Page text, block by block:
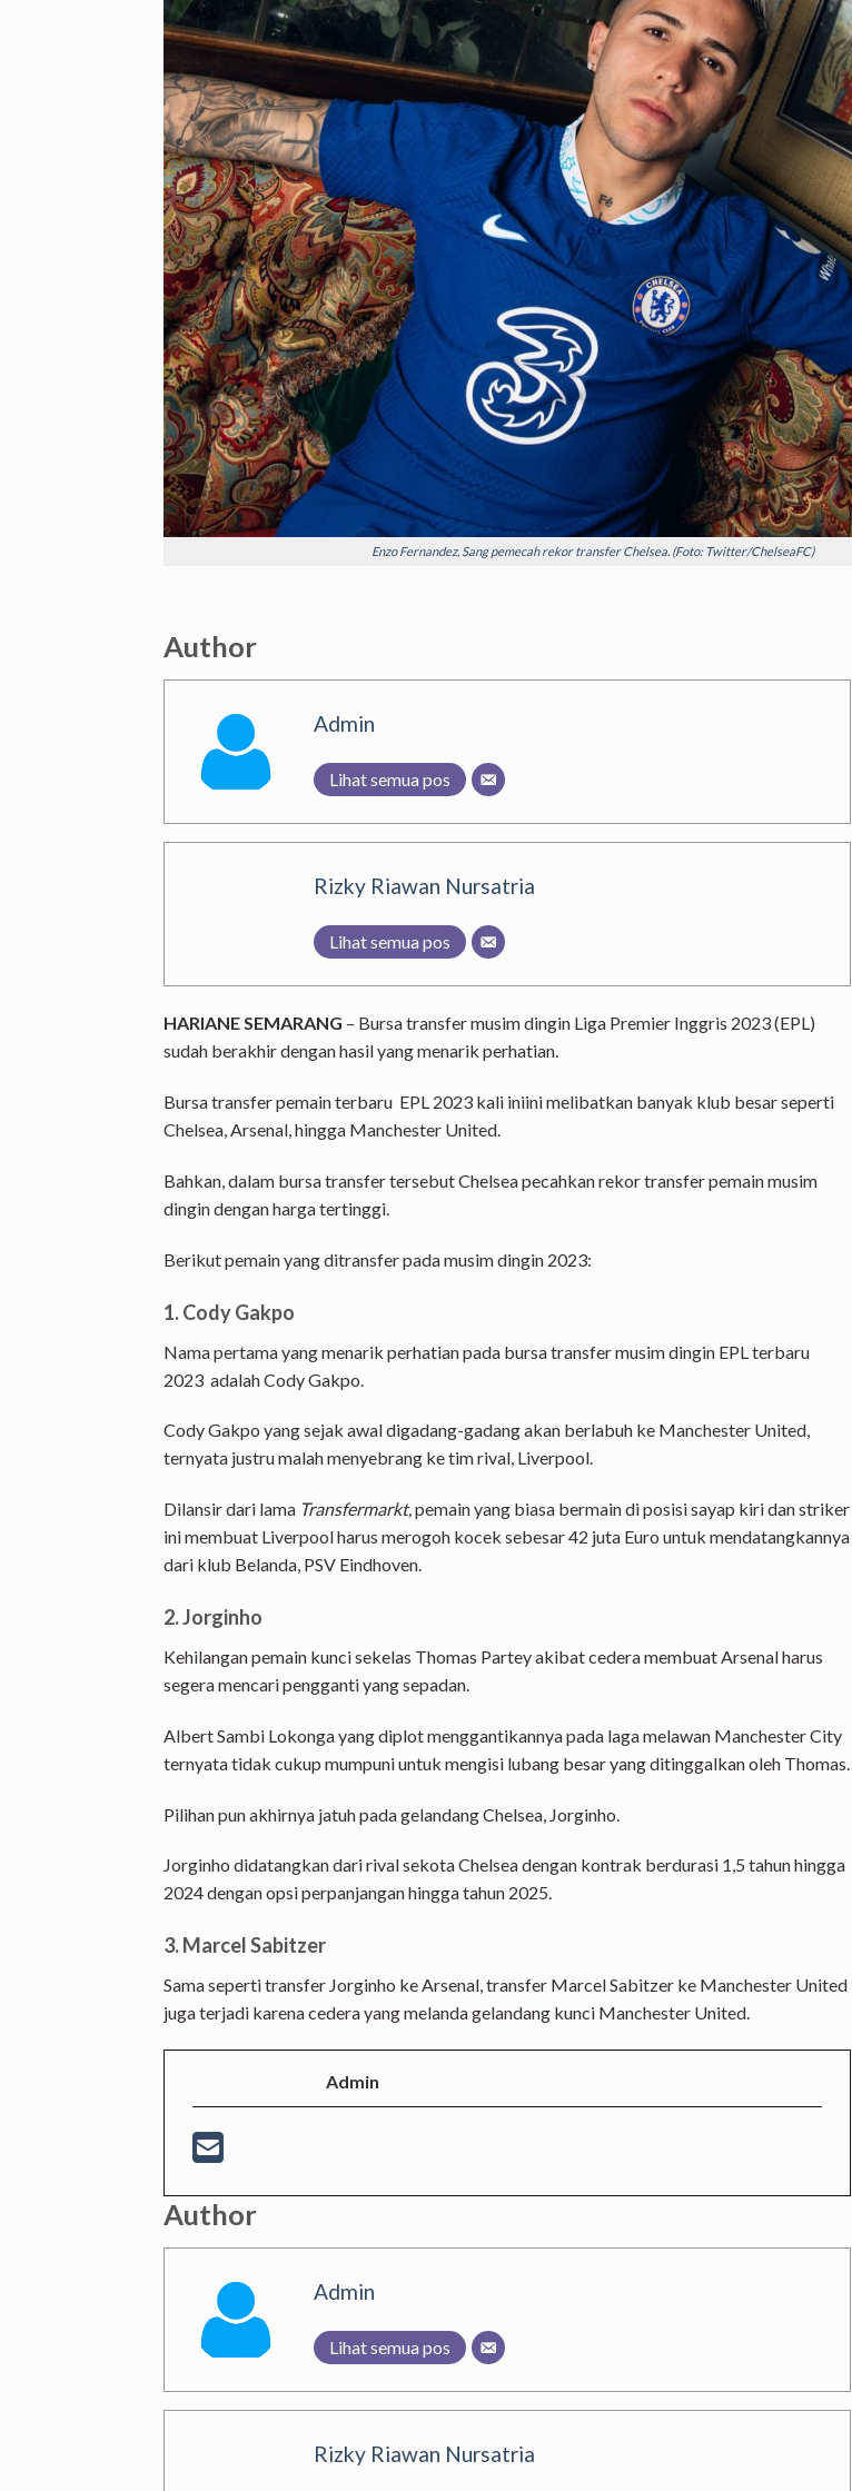
Enzo Fernandez, Sang pemecah rekor transfer Chelsea. (Foto: Twitter/ChelseaFC)
Author
Admin
Lihat semua pos
Rizky Riawan Nursatria
Lihat semua pos
HARIANE SEMARANG – Bursa transfer musim dingin Liga Premier Inggris 2023 (EPL)
sudah berakhir dengan hasil yang menarik perhatian.
Bursa transfer pemain terbaru EPL 2023 kali iniini melibatkan banyak klub besar seperti
Chelsea, Arsenal, hingga Manchester United.
Bahkan, dalam bursa transfer tersebut Chelsea pecahkan rekor transfer pemain musim
dingin dengan harga tertinggi.
Berikut pemain yang ditransfer pada musim dingin 2023:
1. Cody Gakpo
Nama pertama yang menarik perhatian pada bursa transfer musim dingin EPL terbaru
2023 adalah Cody Gakpo.
Cody Gakpo yang sejak awal digadang-gadang akan berlabuh ke Manchester United,
ternyata justru malah menyebrang ke tim rival, Liverpool.
Dilansir dari lama Transfermarkt,pemain yang biasa bermain di posisi sayap kiri dan striker
ini membuat Liverpool harus merogoh kocek sebesar 42 juta Euro untuk mendatangkannya
dari klub Belanda, PSV Eindhoven.
2. Jorginho
Kehilangan pemain kunci sekelas Thomas Partey akibat cedera membuat Arsenal harus
segera mencari pengganti yang sepadan.
Albert Sambi Lokonga yang diplot menggantikannya pada laga melawan Manchester City
ternyata tidak cukup mumpuni untuk mengisi lubang besar yang ditinggalkan oleh Thomas.
Pilihan pun akhirnya jatuh pada gelandang Chelsea, Jorginho.
Jorginho didatangkan dari rival sekota Chelsea dengan kontrak berdurasi 1,5 tahun hingga
2024 dengan opsi perpanjangan hingga tahun 2025.
3. Marcel Sabitzer
Sama seperti transfer Jorginho ke Arsenal, transfer Marcel Sabitzer ke Manchester United
juga terjadi karena cedera yang melanda gelandang kunci Manchester United.
Admin
Author
Admin
Lihat semua pos
Rizky Riawan Nursatria